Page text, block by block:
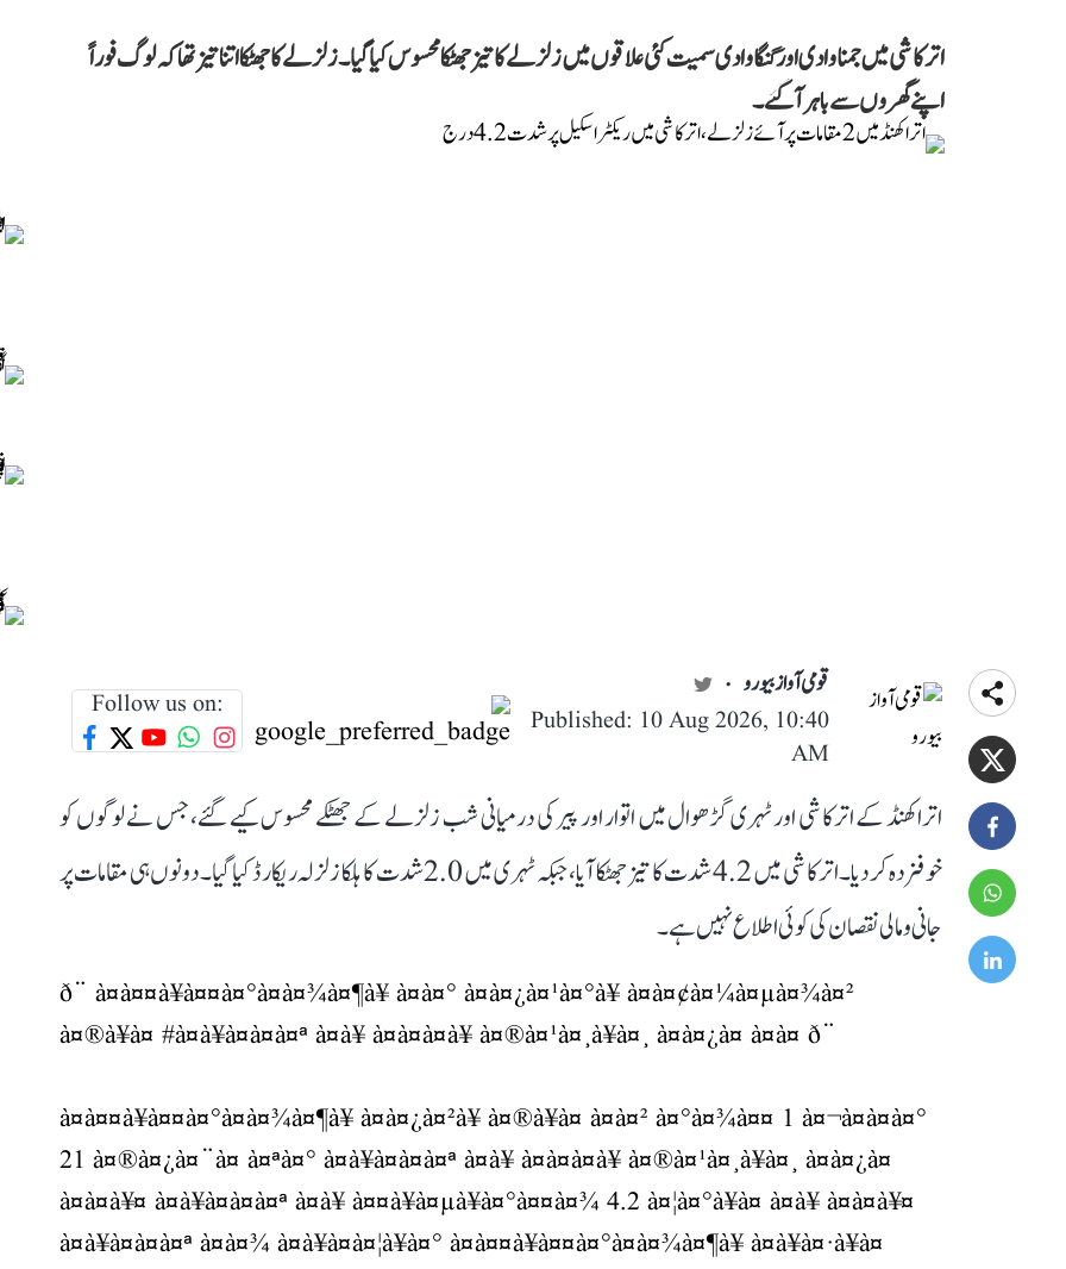
اترکاشی میں جمنا وادی اور گنگا وادی سمیت کئی علاقوں میں زلزلے کا تیز جھٹکا محسوس کیا گیا۔ زلزلے کا جھٹکا اتنا تیز تھا کہ لوگ فوراً
اپنے گھروں سے باہر آ گئے۔
قومی آواز بیورو
Published: 10 Aug 2026, 10:40
AM
Follow us on:
اتراکھنڈ کے اترکاشی اور ٹہری گڑھوال میں اتوار اور پیر کی درمیانی شب زلزلے کے جھٹکے محسوس کیے گئے، جس نے لوگوں کو
خوفزدہ کر دیا۔ اترکاشی میں 4.2 شدت کا تیز جھٹکا آیا، جبکہ ٹہری میں 2.0 شدت کا ہلکا زلزلہ ریکارڈ کیا گیا۔ دونوں ہی مقامات پر
جانی و مالی نقصان کی کوئی اطلاع نہیں ہے۔
ð¨ à¤à¤¤à¥à¤¤à¤°à¤à¤¾à¤¶à¥ à¤à¤° à¤à¤¿à¤¹à¤°à¥ à¤à¤¢à¤¼à¤µà¤¾à¤²
à¤®à¥à¤ #à¤­à¥à¤à¤à¤ª à¤à¥ à¤à¤à¤à¥ à¤®à¤¹à¤¸à¥à¤¸ à¤à¤¿à¤ à¤à¤ ð¨
à¤à¤¤à¥à¤¤à¤°à¤à¤¾à¤¶à¥ à¤à¤¿à¤²à¥ à¤®à¥à¤ à¤à¤² à¤°à¤¾à¤¤ 1 à¤¬à¤à¤à¤°
21 à¤®à¤¿à¤¨à¤ à¤ªà¤° à¤­à¥à¤à¤à¤ª à¤à¥ à¤à¤à¤à¥ à¤®à¤¹à¤¸à¥à¤¸ à¤à¤¿à¤
à¤à¤à¥¤ à¤­à¥à¤à¤à¤ª à¤à¥ à¤¤à¥à¤µà¥à¤°à¤¤à¤¾ 4.2 à¤¦à¤°à¥à¤ à¤à¥ à¤à¤à¥¤
à¤­à¥à¤à¤à¤ª à¤à¤¾ à¤à¥à¤à¤¦à¥à¤° à¤à¤¤à¥à¤¤à¤°à¤à¤¾à¤¶à¥ à¤à¥à¤·à¥à¤